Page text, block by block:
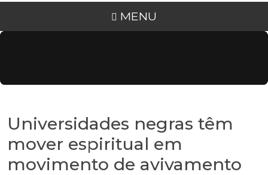
MENU
Universidades negras têm
mover espiritual em
movimento de avivamento